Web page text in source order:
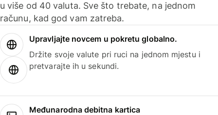
u više od 40 valuta. Sve što trebate, na jednom
računu, kad god vam zatreba.
Upravljajte novcem u pokretu globalno.
Držite svoje valute pri ruci na jednom mjestu i
pretvarajte ih u sekundi.
Međunarodna debitna kartica